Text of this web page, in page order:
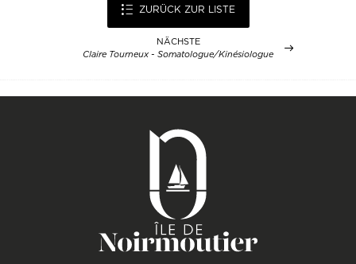
ZURÜCK ZUR LISTE
NÄCHSTE
Claire Tourneux - Somatologue/Kinésiologue